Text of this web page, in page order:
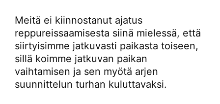
Meitä ei kiinnostanut ajatus
reppureissaamisesta siinä mielessä, että
siirtyisimme jatkuvasti paikasta toiseen,
sillä koimme jatkuvan paikan
vaihtamisen ja sen myötä arjen
suunnittelun turhan kuluttavaksi.